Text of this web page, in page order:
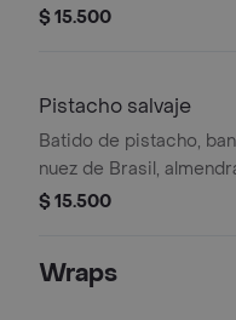
mora y limón. nuestras
realizar modificaciones
$ 15.500
Pistacho salvaje
Batido de pistacho,
nuez de Brasil,
Tamaño a elección.
$ 15.500
Wraps